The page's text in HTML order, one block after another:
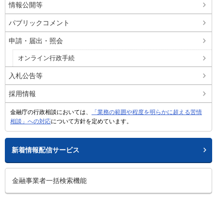
情報公開等
パブリックコメント
申請・届出・照会
オンライン行政手続
入札公告等
採用情報
金融庁の行政相談においては、
「業務の範囲や程度を明らかに超える苦情
相談」への対応について方針を定めています。
新着情報配信サービス
金融事業者一括検索機能